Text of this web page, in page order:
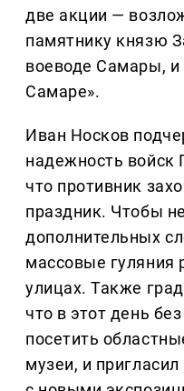
две акции —
памятнику князю
воеводе Самары,
Самаре».
Иван Носков
надежность войск
что противник
праздник. Чтобы
дополнительных
массовые гуляния
улицах. Также
что в этот день
посетить
музеи, и